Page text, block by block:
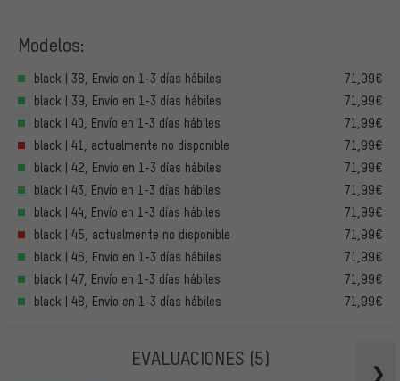
Modelos:
black | 38, Envío en 1-3 días hábiles
71,99€
black | 39, Envío en 1-3 días hábiles
71,99€
black | 40, Envío en 1-3 días hábiles
71,99€
black | 41, actualmente no disponible
71,99€
black | 42, Envío en 1-3 días hábiles
71,99€
black | 43, Envío en 1-3 días hábiles
71,99€
black | 44, Envío en 1-3 días hábiles
71,99€
black | 45, actualmente no disponible
71,99€
black | 46, Envío en 1-3 días hábiles
71,99€
black | 47, Envío en 1-3 días hábiles
71,99€
black | 48, Envío en 1-3 días hábiles
71,99€
EVALUACIONES (5)